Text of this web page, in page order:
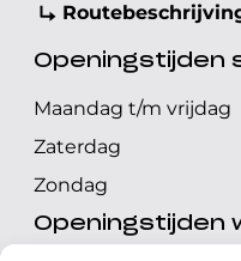
Openingstijden
Maandag t/m vrijdag
Zaterdag
Zondag
Openingstijden